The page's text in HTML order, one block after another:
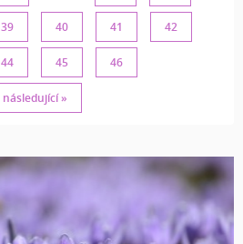
39 40 41 42
44 45 46
následující »